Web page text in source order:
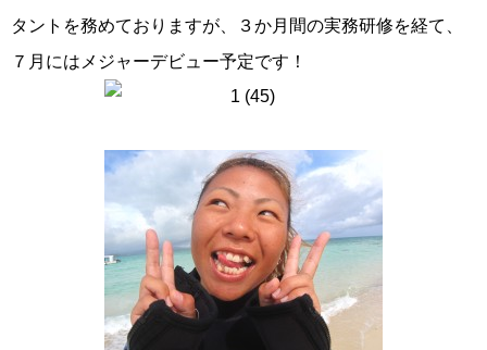
タントを務めておりますが、３か月間の実務研修を経て、
７月にはメジャーデビュー予定です！